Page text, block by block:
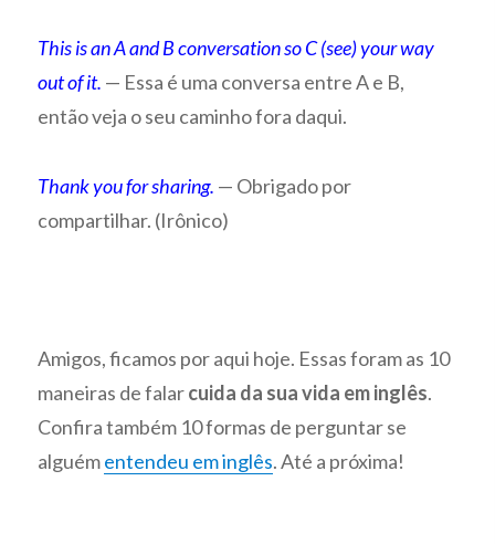
This is an A and B conversation so C (see) your way
out of it. — Essa é uma conversa entre A e B,
então veja o seu caminho fora daqui.
Thank you for sharing. — Obrigado por
compartilhar. (Irônico)
Amigos, ficamos por aqui hoje. Essas foram as 10
maneiras de falarcuida da sua vida em inglês.
Confira também 10 formas de perguntar se
alguémentendeu em inglês. Até a próxima!